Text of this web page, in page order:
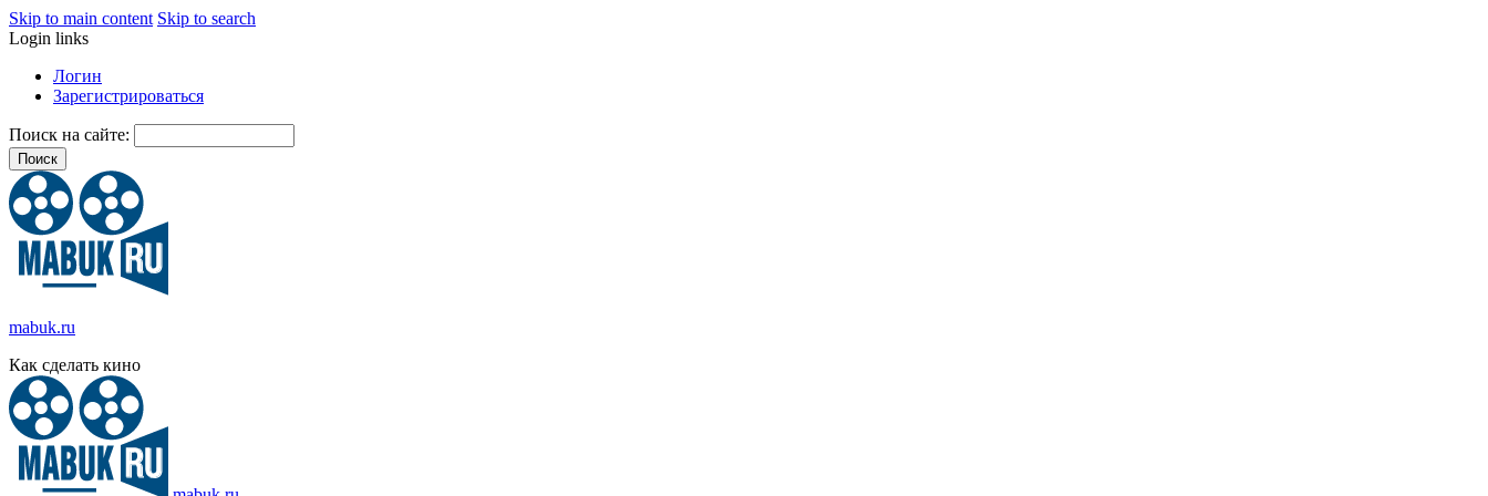
Skip to main content Skip to search
Login links
Логин
Зарегистрироваться
Поиск на сайте:
mabuk.ru
Как сделать кино